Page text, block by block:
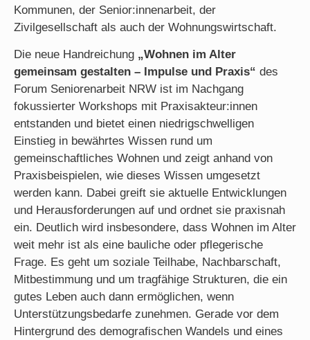
Kommunen, der Senior:innenarbeit, der
Zivilgesellschaft als auch der Wohnungswirtschaft.
Die neue Handreichung „Wohnen im Alter
gemeinsam gestalten – Impulse und Praxis“ des
Forum Seniorenarbeit NRW ist im Nachgang
fokussierter Workshops mit Praxisakteur:innen
entstanden und bietet einen niedrigschwelligen
Einstieg in bewährtes Wissen rund um
gemeinschaftliches Wohnen und zeigt anhand von
Praxisbeispielen, wie dieses Wissen umgesetzt
werden kann. Dabei greift sie aktuelle Entwicklungen
und Herausforderungen auf und ordnet sie praxisnah
ein. Deutlich wird insbesondere, dass Wohnen im Alter
weit mehr ist als eine bauliche oder pflegerische
Frage. Es geht um soziale Teilhabe, Nachbarschaft,
Mitbestimmung und um tragfähige Strukturen, die ein
gutes Leben auch dann ermöglichen, wenn
Unterstützungsbedarfe zunehmen. Gerade vor dem
Hintergrund des demografischen Wandels und eines